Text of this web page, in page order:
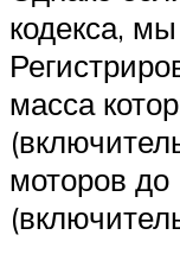
кодекса,
масса
моторов до